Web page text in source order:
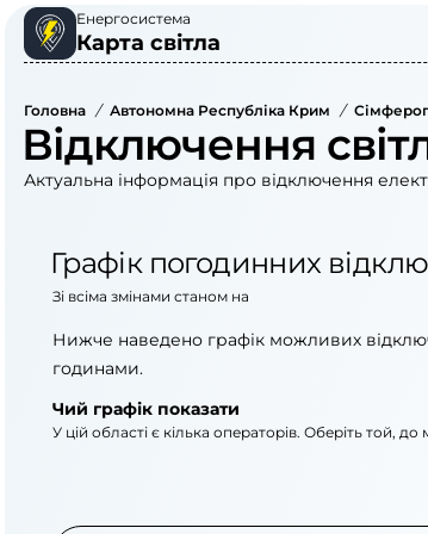
Енергосистема
Карта світла
Головна / Автономна Республіка Крим /
Відключення
Актуальна інформація про відключення
Графік погодинних
Зі всіма змінами станом на
Нижче наведено графік можливих
годинами.
Чий графік показати
У цій області є кілька операторів. Оберіть той,